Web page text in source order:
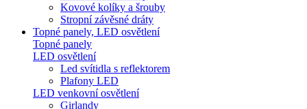
Kovové kolíky a šrouby
Stropní závěsné dráty
Topné panely, LED osvětlení
Topné panely
LED osvětlení
Led svítidla s reflektorem
Plafony LED
LED venkovní osvětlení
Girlandy